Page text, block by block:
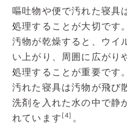
嘔吐物や便で汚れた寝具
処理することが大切です。
汚物が乾燥すると、ウイ
い上がり、周囲に広がり
処理することが重要です。
汚れた寝具は汚物が飛び
洗剤を入れた水の中で静
れています [4] 。